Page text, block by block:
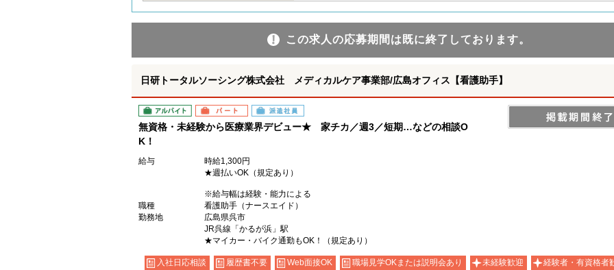
この求人の応募期間は既に終了しております。
日研トータルソーシング株式会社 メディカルケア事業部/広島オフィス【看護助手】
アルバイト パート 派遣社員
無資格・未経験から医療業界デビュー★ 家チカ／週3／短期…などの相談O
K！
給与
時給1,300円
★週払いOK（規定あり）
※給与幅は経験・能力による
職種
看護助手（ナースエイド）
勤務地
広島県呉市
JR呉線「かるが浜」駅
★マイカー・バイク通勤もOK！（規定あり）
入社日応相談 履歴書不要 Web面接OK 職場見学OKまたは説明会あり 未経験歓迎 経験者・有資格者